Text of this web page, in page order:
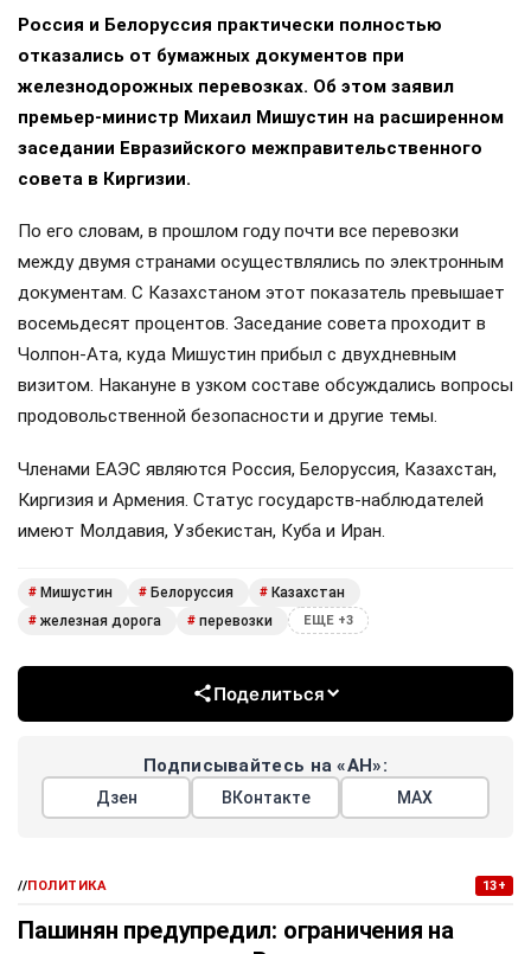
Россия и Белоруссия практически полностью
отказались от бумажных документов при
железнодорожных перевозках. Об этом заявил
премьер-министр Михаил Мишустин на расширенном
заседании Евразийского межправительственного
совета в Киргизии.
По его словам, в прошлом году почти все перевозки
между двумя странами осуществлялись по электронным
документам. С Казахстаном этот показатель превышает
восемьдесят процентов. Заседание совета проходит в
Чолпон-Ата, куда Мишустин прибыл с двухдневным
визитом. Накануне в узком составе обсуждались вопросы
продовольственной безопасности и другие темы.
Членами ЕАЭС являются Россия, Белоруссия, Казахстан,
Киргизия и Армения. Статус государств-наблюдателей
имеют Молдавия, Узбекистан, Куба и Иран.
# Мишустин # Белоруссия # Казахстан
# железная дорога # перевозки ЕЩЕ +3
Поделиться
Подписывайтесь на «АН»:
Дзен ВКонтакте МАХ
//ПОЛИТИКА 13+
Пашинян предупредил: ограничения на